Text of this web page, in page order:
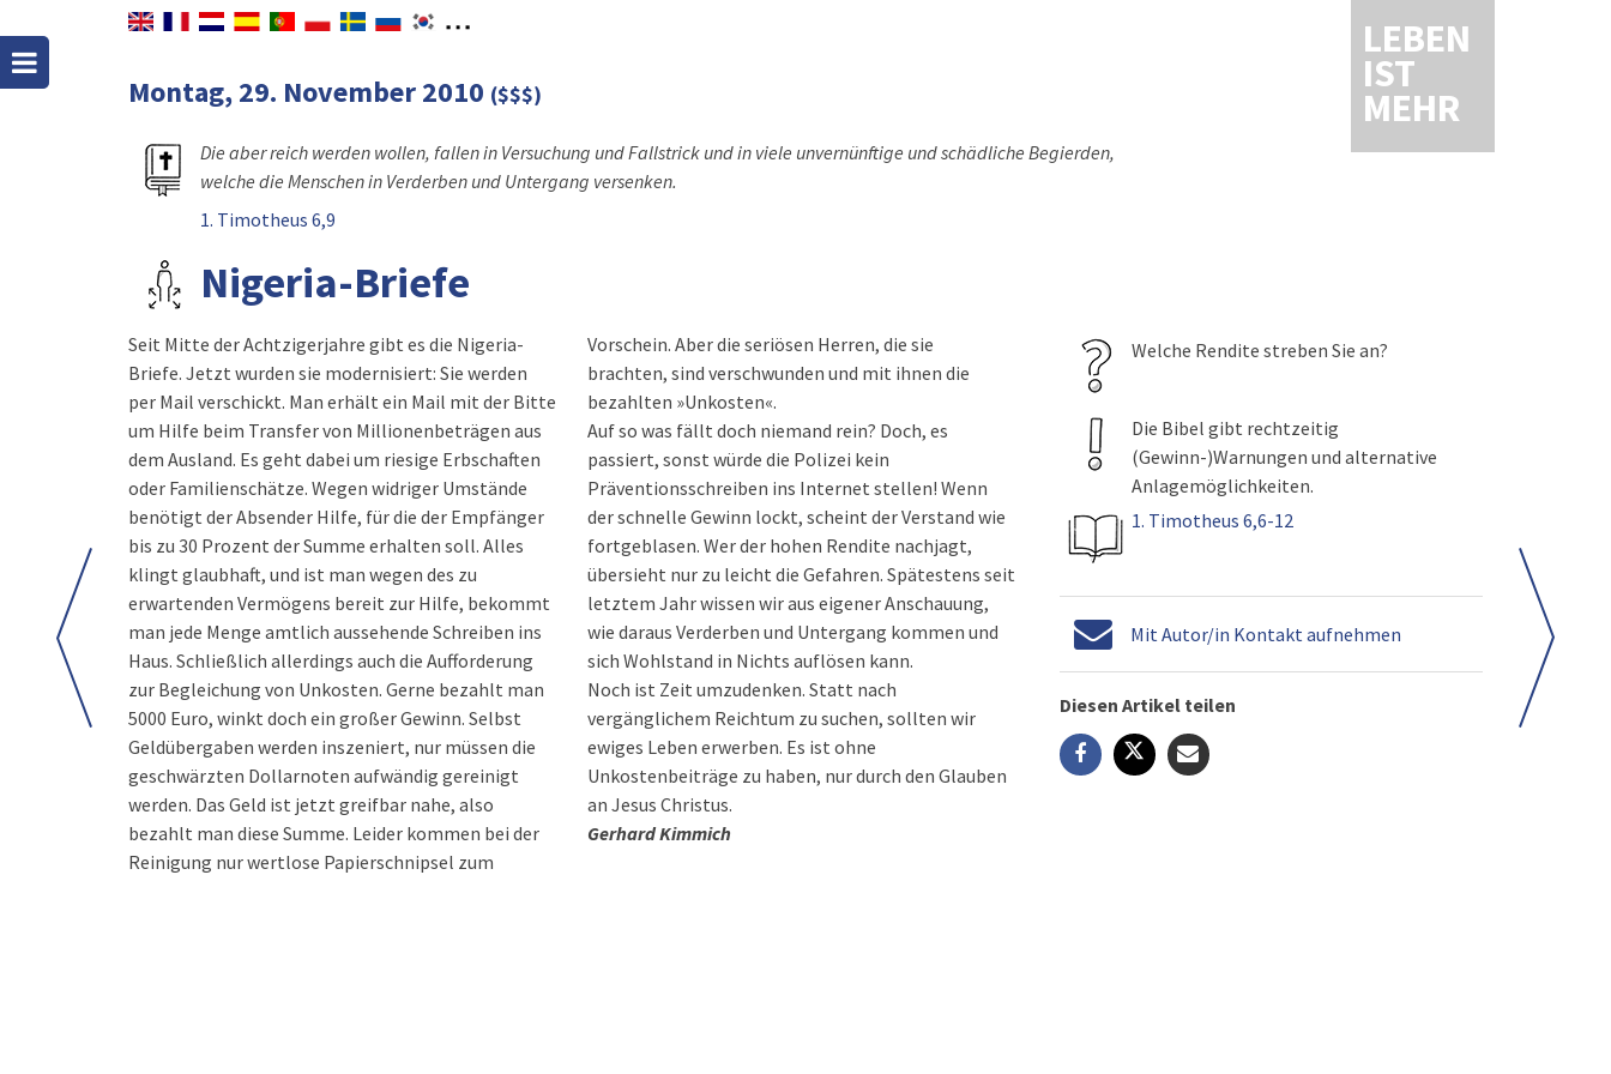
LEBEN
IST
MEHR
Montag, 29. November 2010 ($$$)
Die aber reich werden wollen, fallen in Versuchung und Fallstrick und in viele unvernünftige und schädliche Begierden,
welche die Menschen in Verderben und Untergang versenken.
1. Timotheus 6,9
Nigeria-Briefe
Seit Mitte der Achtzigerjahre gibt es die Nigeria-
Briefe. Jetzt wurden sie modernisiert: Sie werden
per Mail verschickt. Man erhält ein Mail mit der Bitte
um Hilfe beim Transfer von Millionenbeträgen aus
dem Ausland. Es geht dabei um riesige Erbschaften
oder Familienschätze. Wegen widriger Umstände
benötigt der Absender Hilfe, für die der Empfänger
bis zu 30 Prozent der Summe erhalten soll. Alles
klingt glaubhaft, und ist man wegen des zu
erwartenden Vermögens bereit zur Hilfe, bekommt
man jede Menge amtlich aussehende Schreiben ins
Haus. Schließlich allerdings auch die Aufforderung
zur Begleichung von Unkosten. Gerne bezahlt man
5000 Euro, winkt doch ein großer Gewinn. Selbst
Geldübergaben werden inszeniert, nur müssen die
geschwärzten Dollarnoten aufwändig gereinigt
werden. Das Geld ist jetzt greifbar nahe, also
bezahlt man diese Summe. Leider kommen bei der
Reinigung nur wertlose Papierschnipsel zum
Vorschein. Aber die seriösen Herren, die sie
brachten, sind verschwunden und mit ihnen die
bezahlten »Unkosten«.
Auf so was fällt doch niemand rein? Doch, es
passiert, sonst würde die Polizei kein
Präventionsschreiben ins Internet stellen! Wenn
der schnelle Gewinn lockt, scheint der Verstand wie
fortgeblasen. Wer der hohen Rendite nachjagt,
übersieht nur zu leicht die Gefahren. Spätestens seit
letztem Jahr wissen wir aus eigener Anschauung,
wie daraus Verderben und Untergang kommen und
sich Wohlstand in Nichts auflösen kann.
Noch ist Zeit umzudenken. Statt nach
vergänglichem Reichtum zu suchen, sollten wir
ewiges Leben erwerben. Es ist ohne
Unkostenbeiträge zu haben, nur durch den Glauben
an Jesus Christus.
Gerhard Kimmich
Welche Rendite streben Sie an?
Die Bibel gibt rechtzeitig
(Gewinn-)Warnungen und alternative
Anlagemöglichkeiten.
1. Timotheus 6,6-12
Mit Autor/in Kontakt aufnehmen
Diesen Artikel teilen